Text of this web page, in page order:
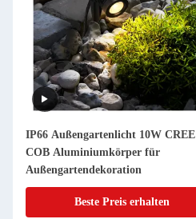
IP66 Außengartenlicht 10W CREE
COB Aluminiumkörper für
Außengartendekoration
Beste Preis erhalten